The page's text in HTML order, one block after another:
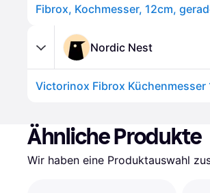
Fibrox, Kochmesser, 12cm,
Nordic Nest
Victorinox Fibrox Küchenmesser
Ähnliche Produkte
Wir haben eine Produktauswahl